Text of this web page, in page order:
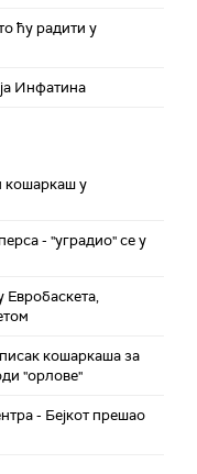
ћу радити у
Инфатина
кошаркаш у
- "уградио" се у
Евробаскета,
кошаркаша за
"орлове"
- Бејкот прешао